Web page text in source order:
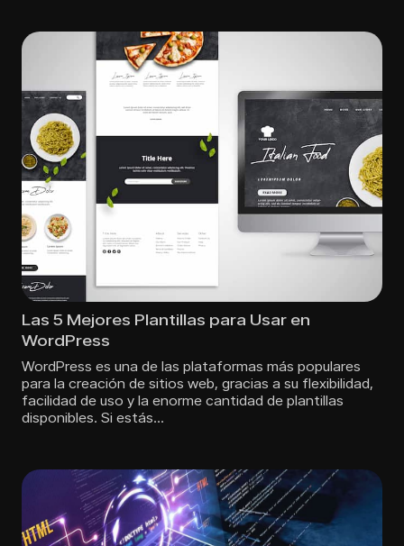
Las 5 Mejores Plantillas para Usar en
WordPress
WordPress es una de las plataformas más populares
para la creación de sitios web, gracias a su flexibilidad,
facilidad de uso y la enorme cantidad de plantillas
disponibles. Si estás…